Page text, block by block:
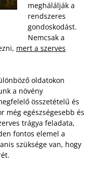
meghálálják a
rendszeres
gondoskodást.
Nemcsak a
mert a szerves
oldatokon
a növény
összetételű és
még egészségesebb és
trágya feladata,
fontos elemel a
szüksége van, hogy